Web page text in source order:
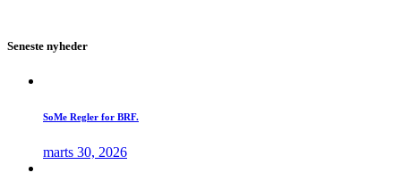
Seneste nyheder
SoMe Regler for BRF.
marts 30, 2026